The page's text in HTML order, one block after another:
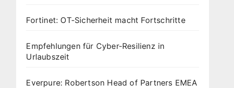
Fortinet: OT-Sicherheit macht Fortschritte
Empfehlungen für Cyber-Resilienz in
Urlaubszeit
Everpure: Robertson Head of Partners EMEA